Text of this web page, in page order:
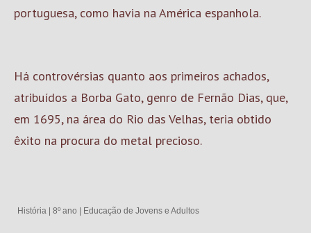
portuguesa, como havia na América espanhola.
Há controvérsias quanto aos primeiros achados,
atribuídos a Borba Gato, genro de Fernão Dias, que,
em 1695, na área do Rio das Velhas, teria obtido
êxito na procura do metal precioso.
História 8º ano Educação de Jovens e Adultos